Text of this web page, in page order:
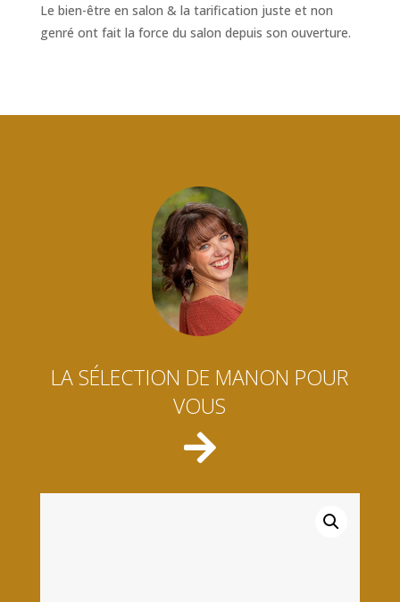
Le bien-être en salon & la tarification juste et non
genré ont fait la force du salon depuis son ouverture.
LA SÉLECTION DE MANON POUR
VOUS
